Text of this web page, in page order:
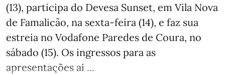
(13), participa do Devesa Sunset, em Vila Nova
de Famalicão, na sexta-feira (14), e faz sua
estreia no Vodafone Paredes de Coura, no
sábado (15). Os ingressos para as
apresentações ai ...